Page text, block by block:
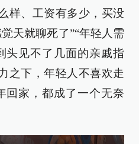
样、工资有多少，买没
天就聊死了”“年轻人需
头见不了几面的亲戚指
之下，年轻人不喜欢走
回家，都成了一个无奈